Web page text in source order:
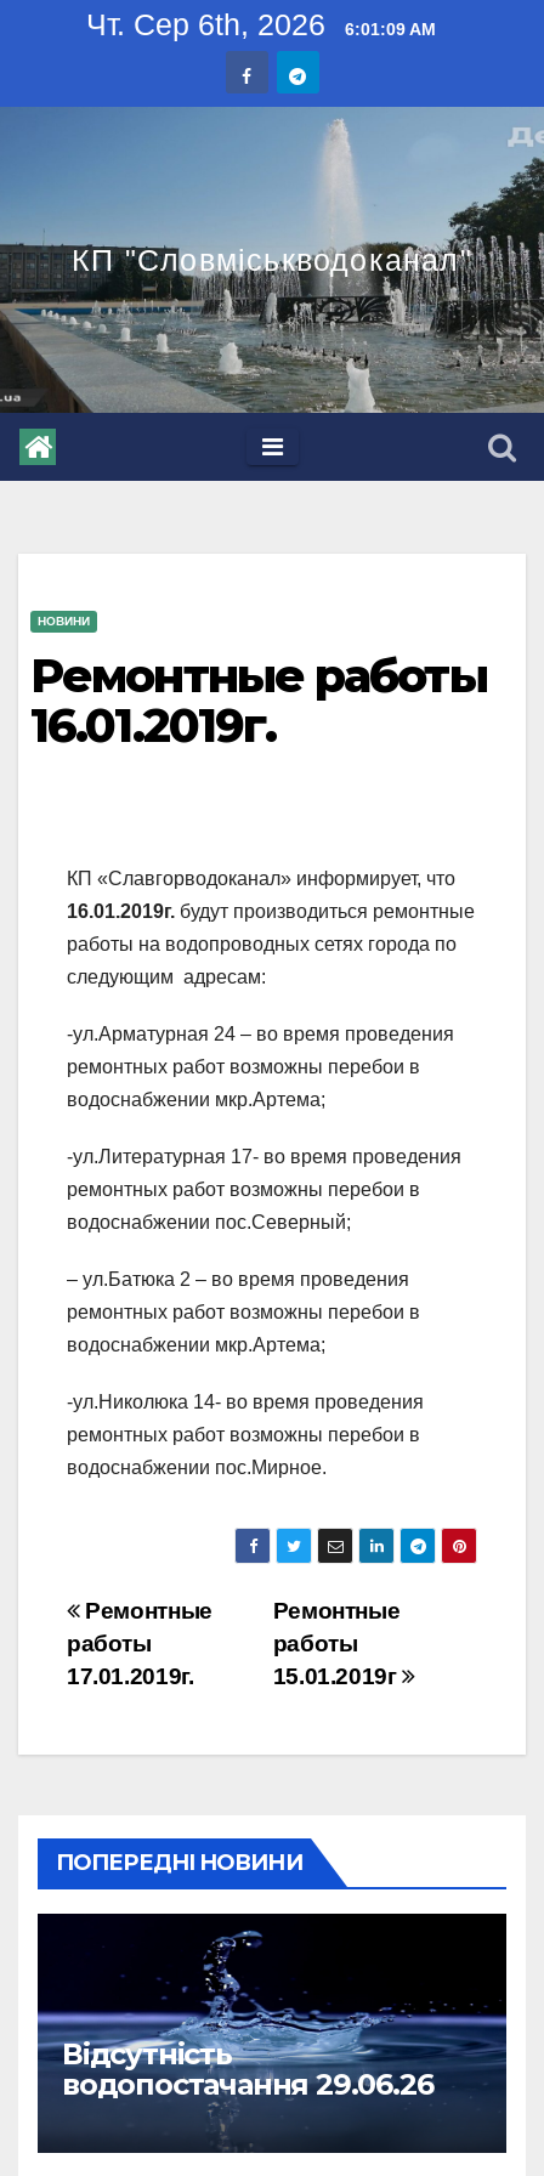
Чт. Сер 6th, 2026 6:01:09 AM
КП "Словміськводоканал"
НОВИНИ
Ремонтные работы
16.01.2019г.
КП «Славгорводоканал» информирует, что
16.01.2019г. будут производиться ремонтные
работы на водопроводных сетях города по
следующим адресам:
-ул.Арматурная 24 – во время проведения
ремонтных работ возможны перебои в
водоснабжении мкр.Артема;
-ул.Литературная 17- во время проведения
ремонтных работ возможны перебои в
водоснабжении пос.Северный;
– ул.Батюка 2 – во время проведения
ремонтных работ возможны перебои в
водоснабжении мкр.Артема;
-ул.Николюка 14- во время проведения
ремонтных работ возможны перебои в
водоснабжении пос.Мирное.
Навігація
записів
Ремонтные
работы
15.01.2019г
Ремонтные
работы
17.01.2019г.
ПОПЕРЕДНІ НОВИНИ
Відсутність
водопостачання 29.06.26